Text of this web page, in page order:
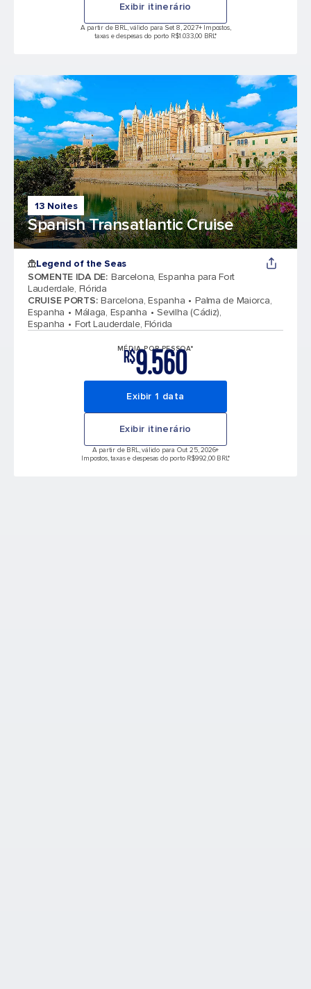
Exibir itinerário
A partir de BRL, válido para Set 8, 2027+ Impostos,
taxas e despesas do porto R$1.033,00 BRL*
13 Noites
Spanish Transatlantic Cruise
Legend of the Seas
SOMENTE IDA DE: Barcelona, Espanha para Fort
Lauderdale, Flórida
CRUISE PORTS: Barcelona, Espanha
Palma de Maiorca,
Espanha
Málaga, Espanha
Sevilha (Cádiz),
Espanha
Fort Lauderdale, Flórida
MÉDIA POR PESSOA*
R$9.560
Exibir 1 data
Exibir itinerário
A partir de BRL, válido para Out 25, 2026+
Impostos, taxas e despesas do porto R$992,00 BRL*